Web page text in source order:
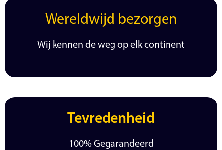
Wereldwijd bezorgen
Wij kennen de weg op elk continent
Tevredenheid
100% Gegarandeerd